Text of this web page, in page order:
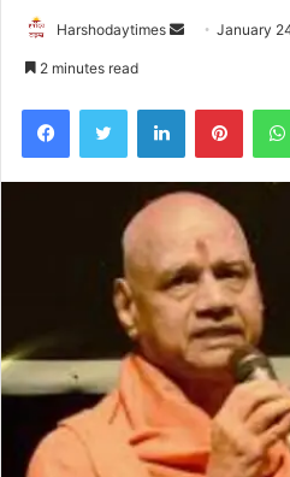
Harshodaytimes
SendJanuary
2 minutes read
FacebookTwitter LinkedIn